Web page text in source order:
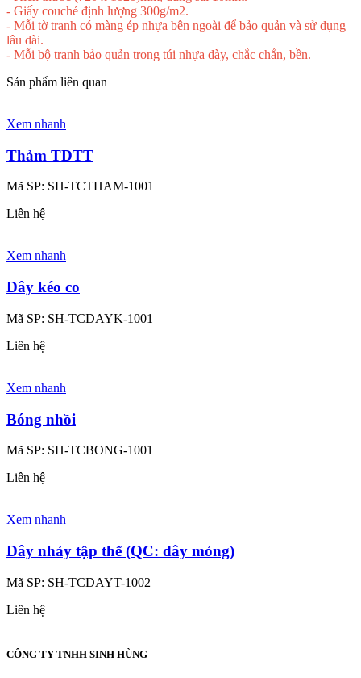
- Giấy couché định lượng 300g/m2.
- Mỗi tờ tranh có màng ép nhựa bên ngoài để bảo quản và sử dụng
lâu dài.
- Mỗi bộ tranh bảo quản trong túi nhựa dày, chắc chắn, bền.
Sản phẩm liên quan
Xem nhanh
Thảm TDTT
Mã SP: SH-TCTHAM-1001
Liên hệ
Xem nhanh
Dây kéo co
Mã SP: SH-TCDAYK-1001
Liên hệ
Xem nhanh
Bóng nhồi
Mã SP: SH-TCBONG-1001
Liên hệ
Xem nhanh
Dây nhảy tập thể (QC: dây mỏng)
Mã SP: SH-TCDAYT-1002
Liên hệ
CÔNG TY TNHH SINH HÙNG